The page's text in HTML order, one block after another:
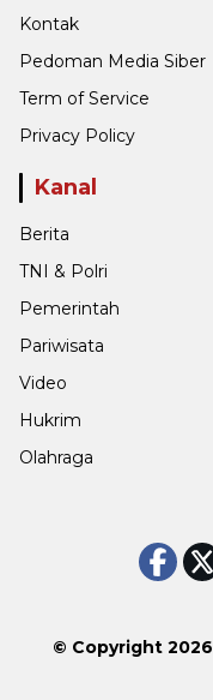
Kontak
Pedoman Media Siber
Term of Service
Privacy Policy
Kanal
Berita
TNI & Polri
Pemerintah
Pariwisata
Video
Hukrim
Olahraga
© Copyright 2026